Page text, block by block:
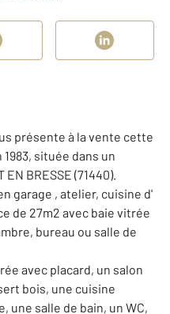
présente à la vente cette
située dans un
BRESSE (71440).
garage , atelier, cuisine d'
de 27m2 avec baie vitrée
bureau ou salle de
avec placard, un salon
bois, une cuisine
une salle de bain, un WC,